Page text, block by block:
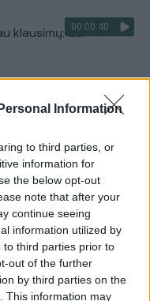
Information
to third parties, or
information for
the below opt-out
note that after your
continue seeing
information utilized by
to third parties prior to
out of the further
by third parties on the
This information may
00:00:40
klausimų: du
00:00:30
r.: dviejų moterų ir